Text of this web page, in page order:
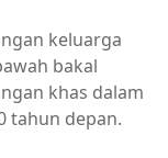
keluarga
bakal
khas dalam
tahun depan.